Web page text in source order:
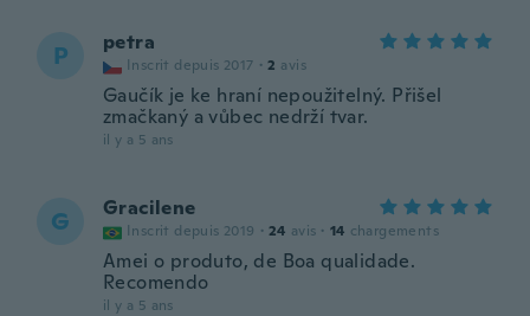
P petra
Inscrit depuis 2017 · 2 avis
Gaučík je ke hraní nepoužitelný. Přišel
zmačkaný a vůbec nedrží tvar.
il y a 5 ans
G Gracilene
Inscrit depuis 2019 · 24 avis · 14 chargements
Amei o produto, de Boa qualidade.
Recomendo
il y a 5 ans